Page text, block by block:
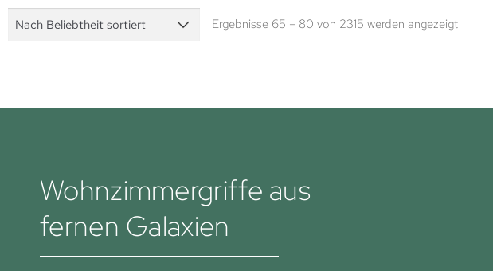
Ergebnisse 65 – 80 von 2315 werden angezeigt
Wohnzimmergriffe aus
fernen Galaxien